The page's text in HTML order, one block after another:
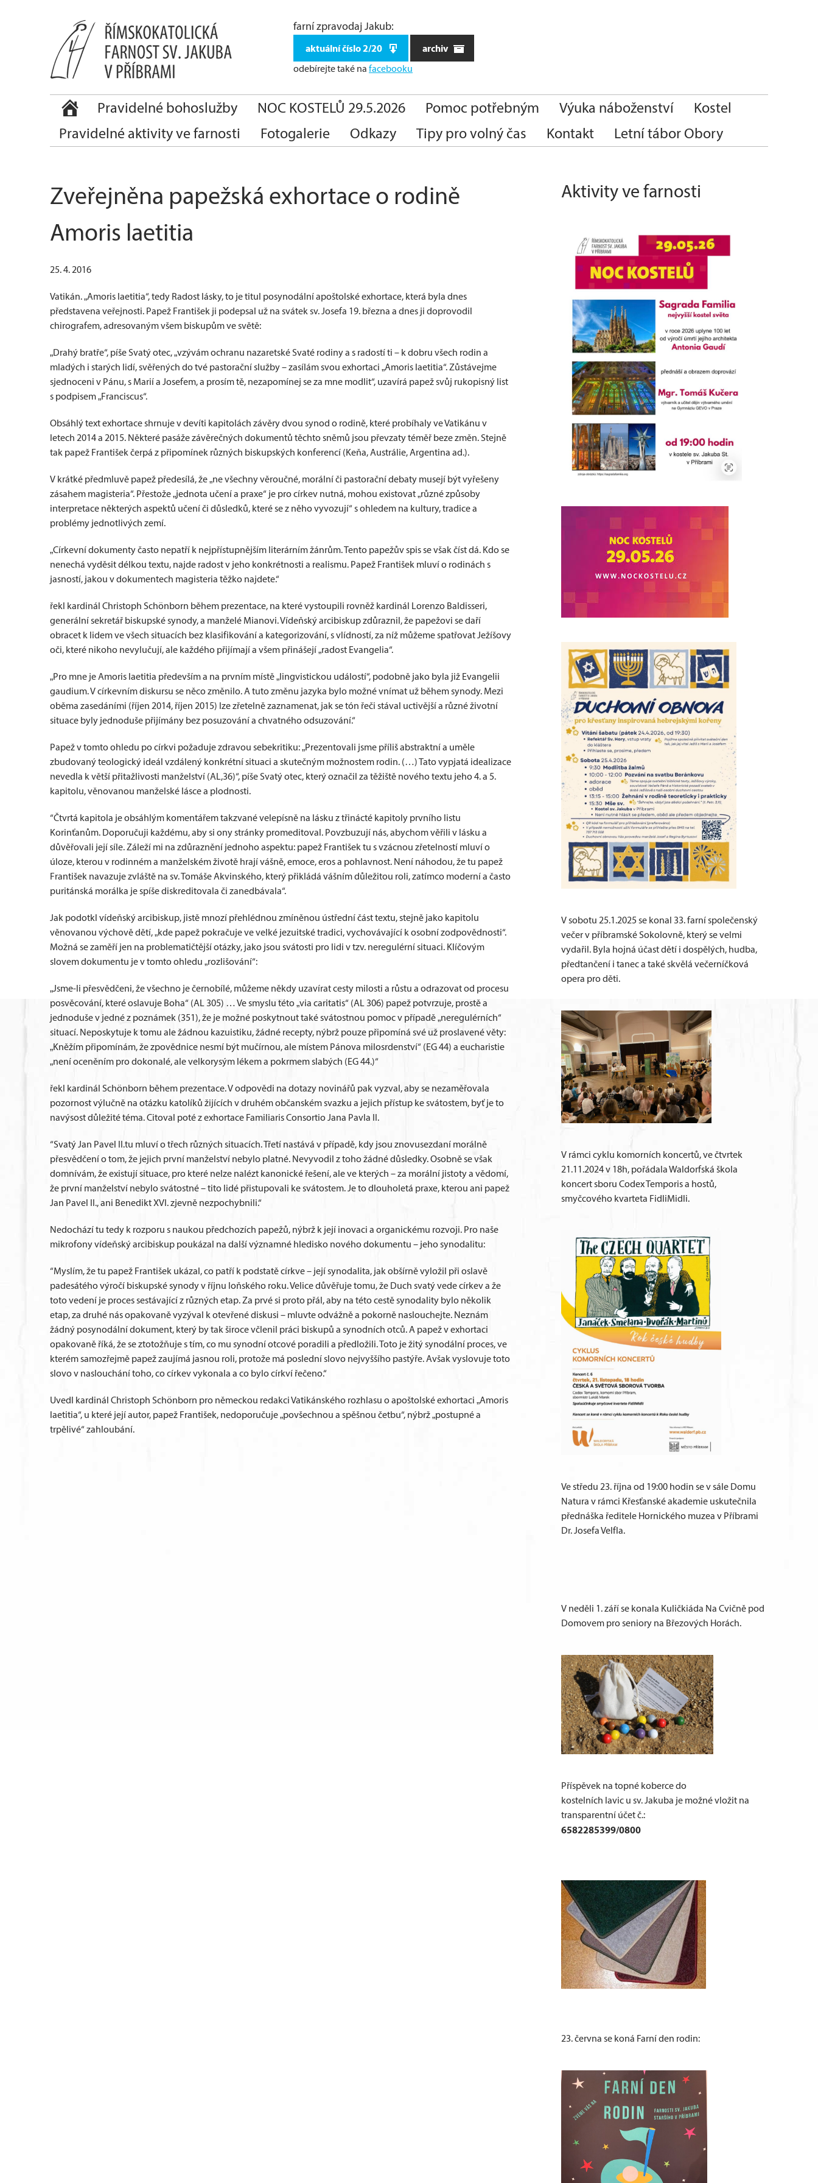
farní zpravodaj Jakub:
aktuální číslo 2/20 archiv
odebírejte také na facebooku
Pravidelné bohoslužby NOC KOSTELŮ 29.5.2026 Pomoc potřebným Výuka náboženství
Kostel
Pravidelné aktivity ve farnosti
Fotogalerie Odkazy Tipy pro volný čas Kontakt Letní tábor Obory
Zveřejněna papežská exhortace o rodině
Amoris laetitia
25. 4. 2016
Vatikán. „Amoris laetitia“, tedy Radost lásky, to je titul posynodální apoštolské exhortace, která byla dnes
představena veřejnosti. Papež František ji podepsal už na svátek sv. Josefa 19. března a dnes ji doprovodil
chirografem, adresovaným všem biskupům ve světě:
„Drahý bratře“, píše Svatý otec, „vzývám ochranu nazaretské Svaté rodiny a s radostí ti – k dobru všech rodin a
mladých i starých lidí, svěřených do tvé pastorační služby – zasílám svou exhortaci „Amoris laetitia“. Zůstávejme
sjednoceni v Pánu, s Marií a Josefem, a prosím tě, nezapomínej se za mne modlit“, uzavírá papež svůj rukopisný list
s podpisem „Franciscus“.
Obsáhlý text exhortace shrnuje v devíti kapitolách závěry dvou synod o rodině, které probíhaly ve Vatikánu v
letech 2014 a 2015. Některé pasáže závěrečných dokumentů těchto sněmů jsou převzaty téměř beze změn. Stejně
tak papež František čerpá z připomínek různých biskupských konferencí (Keňa, Austrálie, Argentina ad.).
V krátké předmluvě papež předesílá, že „ne všechny věroučné, morální či pastorační debaty musejí být vyřešeny
zásahem magisteria“. Přestože „jednota učení a praxe“ je pro církev nutná, mohou existovat „různé způsoby
interpretace některých aspektů učení či důsledků, které se z něho vyvozují“ s ohledem na kultury, tradice a
problémy jednotlivých zemí.
„Církevní dokumenty často nepatří k nejpřístupnějším literárním žánrům. Tento papežův spis se však číst dá. Kdo se
nenechá vyděsit délkou textu, najde radost v jeho konkrétnosti a realismu. Papež František mluví o rodinách s
jasností, jakou v dokumentech magisteria těžko najdete.“
řekl kardinál Christoph Schönborn během prezentace, na které vystoupili rovněž kardinál Lorenzo Baldisseri,
generální sekretář biskupské synody, a manželé Mianovi. Vídeňský arcibiskup zdůraznil, že papežovi se daří
obracet k lidem ve všech situacích bez klasifikování a kategorizování, s vlídností, za níž můžeme spatřovat Ježíšovy
oči, které nikoho nevylučují, ale každého přijímají a všem přinášejí „radost Evangelia“.
„Pro mne je Amoris laetitia především a na prvním místě „lingvistickou událostí“, podobně jako byla již Evangelii
gaudium. V církevním diskursu se něco změnilo. A tuto změnu jazyka bylo možné vnímat už během synody. Mezi
oběma zasedáními (říjen 2014, říjen 2015) lze zřetelně zaznamenat, jak se tón řeči stával uctivější a různé životní
situace byly jednoduše přijímány bez posuzování a chvatného odsuzování.“
Papež v tomto ohledu po církvi požaduje zdravou sebekritiku: „Prezentovali jsme příliš abstraktní a uměle
zbudovaný teologický ideál vzdálený konkrétní situaci a skutečným možnostem rodin. (…) Tato vypjatá idealizace
nevedla k větší přitažlivosti manželství (AL,36)“, píše Svatý otec, který označil za těžiště nového textu jeho 4. a 5.
kapitolu, věnovanou manželské lásce a plodnosti.
“Čtvrtá kapitola je obsáhlým komentářem takzvané velepísně na lásku z třinácté kapitoly prvního listu
Korinťanům. Doporučuji každému, aby si ony stránky promeditoval. Povzbuzují nás, abychom věřili v lásku a
důvěřovali její síle. Záleží mi na zdůraznění jednoho aspektu: papež František tu s vzácnou zřetelností mluví o
úloze, kterou v rodinném a manželském životě hrají vášně, emoce, eros a pohlavnost. Není náhodou, že tu papež
František navazuje zvláště na sv. Tomáše Akvinského, který přikládá vášním důležitou roli, zatímco moderní a často
puritánská morálka je spíše diskreditovala či zanedbávala“.
Jak podotkl vídeňský arcibiskup, jistě mnozí přehlédnou zmíněnou ústřední část textu, stejně jako kapitolu
věnovanou výchově dětí, „kde papež pokračuje ve velké jezuitské tradici, vychovávající k osobní zodpovědnosti“.
Možná se zaměří jen na problematičtější otázky, jako jsou svátosti pro lidi v tzv. neregulérní situaci. Klíčovým
slovem dokumentu je v tomto ohledu „rozlišování“:
„Jsme-li přesvědčeni, že všechno je černobílé, můžeme někdy uzavírat cesty milosti a růstu a odrazovat od procesu
posvěcování, které oslavuje Boha“ (AL 305) … Ve smyslu této „via caritatis“ (AL 306) papež potvrzuje, prostě a
jednoduše v jedné z poznámek (351), že je možné poskytnout také svátostnou pomoc v případě „neregulérních“
situací. Neposkytuje k tomu ale žádnou kazuistiku, žádné recepty, nýbrž pouze připomíná své už proslavené věty:
„Kněžím připomínám, že zpovědnice nesmí být mučírnou, ale místem Pánova milosrdenství“ (EG 44) a eucharistie
„není oceněním pro dokonalé, ale velkorysým lékem a pokrmem slabých (EG 44.)“
řekl kardinál Schönborn během prezentace. V odpovědi na dotazy novinářů pak vyzval, aby se nezaměřovala
pozornost výlučně na otázku katolíků žijících v druhém občanském svazku a jejich přístup ke svátostem, byť je to
navýsost důležité téma. Citoval poté z exhortace Familiaris Consortio Jana Pavla II.
“Svatý Jan Pavel II.tu mluví o třech různých situacích. Třetí nastává v případě, kdy jsou znovusezdaní morálně
přesvědčení o tom, že jejich první manželství nebylo platné. Nevyvodil z toho žádné důsledky. Osobně se však
domnívám, že existují situace, pro které nelze nalézt kanonické řešení, ale ve kterých – za morální jistoty a vědomí,
že první manželství nebylo svátostné – tito lidé přistupovali ke svátostem. Je to dlouholetá praxe, kterou ani papež
Jan Pavel II., ani Benedikt XVI. zjevně nezpochybnili.“
Nedochází tu tedy k rozporu s naukou předchozích papežů, nýbrž k její inovaci a organickému rozvoji. Pro naše
mikrofony vídeňský arcibiskup poukázal na další významné hledisko nového dokumentu – jeho synodalitu:
“Myslím, že tu papež František ukázal, co patří k podstatě církve – její synodalita, jak obšírně vyložil při oslavě
padesátého výročí biskupské synody v říjnu loňského roku. Velice důvěřuje tomu, že Duch svatý vede církev a že
toto vedení je proces sestávající z různých etap. Za prvé si proto přál, aby na této cestě synodality bylo několik
etap, za druhé nás opakovaně vyzýval k otevřené diskusi – mluvte odvážně a pokorně naslouchejte. Neznám
žádný posynodální dokument, který by tak široce včlenil práci biskupů a synodních otců. A papež v exhortaci
opakovaně říká, že se ztotožňuje s tím, co mu synodní otcové poradili a předložili. Toto je žitý synodální proces, ve
kterém samozřejmě papež zaujímá jasnou roli, protože má poslední slovo nejvyššího pastýře. Avšak vyslovuje toto
slovo v naslouchání toho, co církev vykonala a co bylo církví řečeno.“
Uvedl kardinál Christoph Schönborn pro německou redakci Vatikánského rozhlasu o apoštolské exhortaci „Amoris
laetitia“, u které její autor, papež František, nedoporučuje „povšechnou a spěšnou četbu“, nýbrž „postupné a
trpělivé“ zahloubání.
Aktivity ve farnosti
V sobotu 25.1.2025 se konal 33. farní společenský
večer v příbramské Sokolovně, který se velmi
vydařil. Byla hojná účast dětí i dospělých, hudba,
předtančení i tanec a také skvělá večerníčková
opera pro děti.
V rámci cyklu komorních koncertů, ve čtvrtek
21.11.2024 v 18h, pořádala Waldorfská škola
koncert sboru Codex Temporis a hostů,
smyčcového kvarteta FidliMidli.
Ve středu 23. října od 19:00 hodin se v sále Domu
Natura v rámci Křesťanské akademie uskutečnila
přednáška ředitele Hornického muzea v Příbrami
Dr. Josefa Velfla.
V neděli 1. září se konala Kuličkiáda Na Cvičně pod
Domovem pro seniory na Březových Horách.
Příspěvek na topné koberce do
kostelních lavic u sv. Jakuba je možné vložit na
transparentní účet č.:
6582285399/0800
23. června se koná Farní den rodin: